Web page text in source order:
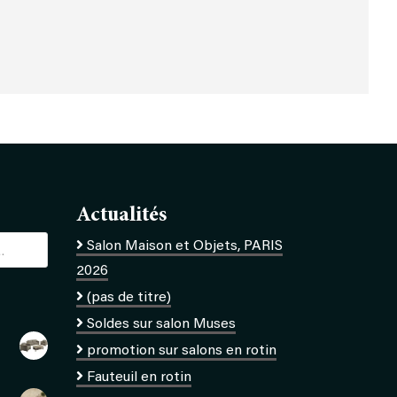
Actualités
Salon Maison et Objets, PARIS
2026
(pas de titre)
Soldes sur salon Muses
promotion sur salons en rotin
Fauteuil en rotin